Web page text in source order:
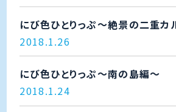
にび色ひとりっぷ～絶景の二重カ
2018.1.26
にび色ひとりっぷ～南の島編～
2018.1.24